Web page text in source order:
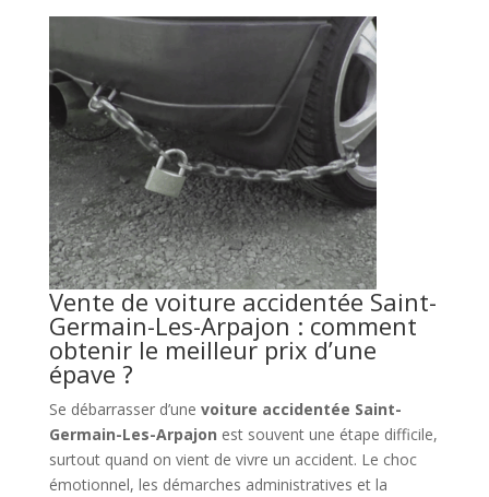
Vente de voiture accidentée Saint-
Germain-Les-Arpajon : comment
obtenir le meilleur prix d’une
épave ?
Se débarrasser d’une voiture accidentée Saint-
Germain-Les-Arpajon est souvent une étape difficile,
surtout quand on vient de vivre un accident. Le choc
émotionnel, les démarches administratives et la